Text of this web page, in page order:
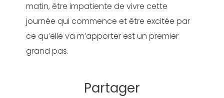
matin, être impatiente de vivre cette
journée qui commence et être excitée par
ce qu’elle va m’apporter est un premier
grand pas.
Partager